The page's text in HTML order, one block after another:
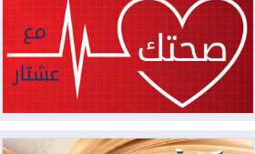
2026-08-03
العراق يؤكد مجدداً التزامه
بمنع الهجمات على الدول المجاورة
2026-08-03
العجز والاقتراض يطوقان
المالية العراقية.. اقتراض يتجاوز 3 تريليونات
دينار!